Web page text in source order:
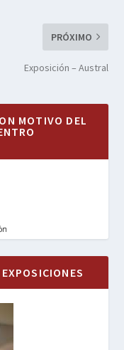
PRÓXIMO
Exposición – Austral
MOTIVO DEL